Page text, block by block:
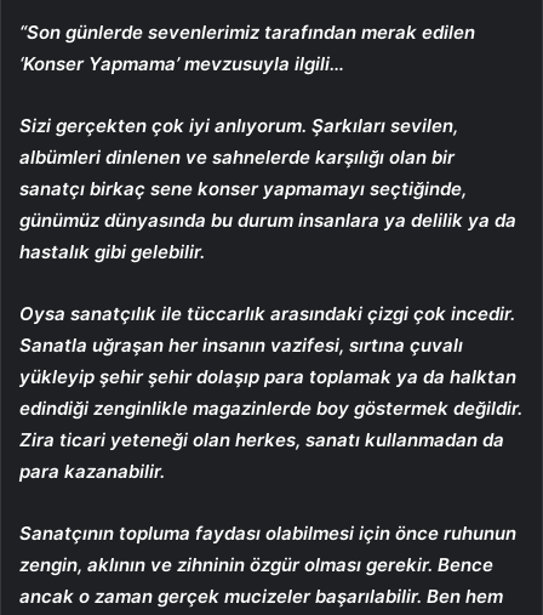
“Son günlerde sevenlerimiz tarafından merak edilen
‘Konser Yapmama’ mevzusuyla ilgili…
Sizi gerçekten çok iyi anlıyorum. Şarkıları sevilen,
albümleri dinlenen ve sahnelerde karşılığı olan bir
sanatçı birkaç sene konser yapmamayı seçtiğinde,
günümüz dünyasında bu durum insanlara ya delilik ya da
hastalık gibi gelebilir.
Oysa sanatçılık ile tüccarlık arasındaki çizgi çok incedir.
Sanatla uğraşan her insanın vazifesi, sırtına çuvalı
yükleyip şehir şehir dolaşıp para toplamak ya da halktan
edindiği zenginlikle magazinlerde boy göstermek değildir.
Zira ticari yeteneği olan herkes, sanatı kullanmadan da
para kazanabilir.
Sanatçının topluma faydası olabilmesi için önce ruhunun
zengin, aklının ve zihninin özgür olması gerekir. Bence
ancak o zaman gerçek mucizeler başarılabilir. Ben hem